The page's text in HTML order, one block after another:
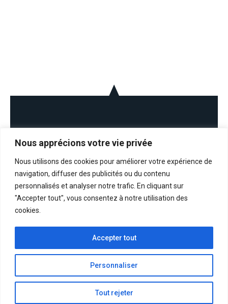
Nous apprécions votre vie privée
Nous utilisons des cookies pour améliorer votre expérience de
navigation, diffuser des publicités ou du contenu
personnalisés et analyser notre trafic. En cliquant sur
"Accepter tout", vous consentez à notre utilisation des
cookies.
Personnaliser
Tout rejeter
Accepter tout
La maison des savoir-faire esthétiques
Politique de confidentialité
Mentions légales
Zones d’activités